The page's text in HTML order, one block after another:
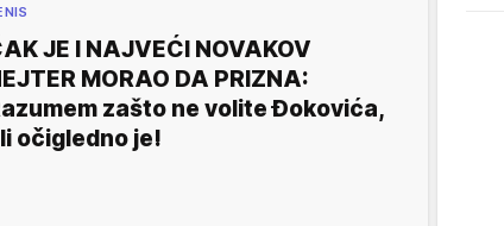
JE I NAJVEĆI NOVAKOV
MORAO DA PRIZNA:
zašto ne volite Đokovića,
očigledno je!